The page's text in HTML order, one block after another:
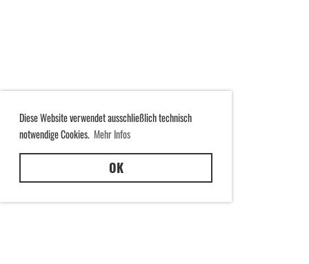
Diese Website verwendet ausschließlich technisch
notwendige Cookies. Mehr Infos
OK